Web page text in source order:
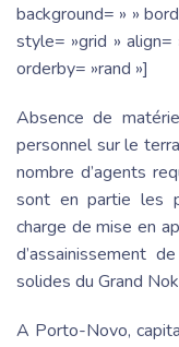
background= » »
style= »grid » align=
orderby= »rand »]
Absence de
personnel sur le
nombre d’agents
sont en partie les
charge de mise en
d’assainissement
solides du Grand
A Porto-Novo,